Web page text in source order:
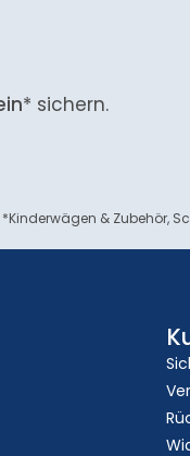
* sichern.
*Kinderwägen & Zubehör,